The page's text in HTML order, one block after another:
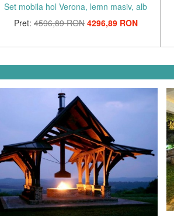
Set mobila hol Verona, lemn masiv, alb
Pret: 4596,89 RON 4296,89 RON